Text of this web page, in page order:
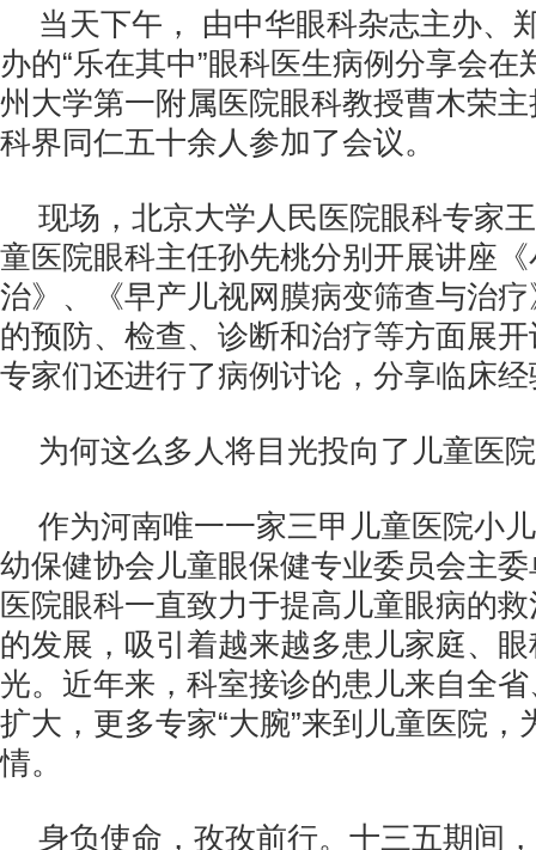
当天下午， 由中华眼科杂志主办、
办的“乐在其中”眼科医生病例分享会
州大学第一附属医院眼科教授曹木荣
科界同仁五十余人参加了会议。
现场，北京大学人民医院眼科专家
童医院眼科主任孙先桃分别开展讲座
治》、《早产儿视网膜病变筛查与治
的预防、检查、诊断和治疗等方面展
专家们还进行了病例讨论，分享临床
为何这么多人将目光投向了儿童医
作为河南唯一一家三甲儿童医院小
幼保健协会儿童眼保健专业委员会主
医院眼科一直致力于提高儿童眼病的
的发展，吸引着越来越多患儿家庭、
光。近年来，科室接诊的患儿来自全
扩大，更多专家“大腕”来到儿童医院，
情。
身负使命，孜孜前行。十三五期间